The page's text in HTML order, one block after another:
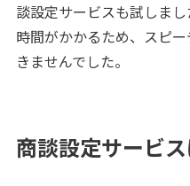
談設定サービスも試しま
時間がかかるため、スピ
きませんでした。
商談設定サービ